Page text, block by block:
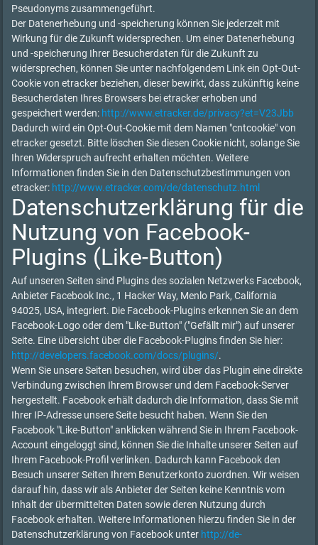
Pseudonyms zusammengeführt.
Der Datenerhebung und -speicherung können Sie jederzeit mit
Wirkung für die Zukunft widersprechen. Um einer Datenerhebung
und -speicherung Ihrer Besucherdaten für die Zukunft zu
widersprechen, können Sie unter nachfolgendem Link ein Opt-Out-
Cookie von etracker beziehen, dieser bewirkt, dass zukünftig keine
Besucherdaten Ihres Browsers bei etracker erhoben und
gespeichert werden: http://www.etracker.de/privacy?et=V23Jbb
Dadurch wird ein Opt-Out-Cookie mit dem Namen "cntcookie" von
etracker gesetzt. Bitte löschen Sie diesen Cookie nicht, solange Sie
Ihren Widerspruch aufrecht erhalten möchten. Weitere
Informationen finden Sie in den Datenschutzbestimmungen von
etracker: http://www.etracker.com/de/datenschutz.html
Datenschutzerklärung für die
Nutzung von Facebook-
Plugins (Like-Button)
Auf unseren Seiten sind Plugins des sozialen Netzwerks Facebook,
Anbieter Facebook Inc., 1 Hacker Way, Menlo Park, California
94025, USA, integriert. Die Facebook-Plugins erkennen Sie an dem
Facebook-Logo oder dem "Like-Button" ("Gefällt mir") auf unserer
Seite. Eine übersicht über die Facebook-Plugins finden Sie hier:
http://developers.facebook.com/docs/plugins/.
Wenn Sie unsere Seiten besuchen, wird über das Plugin eine direkte
Verbindung zwischen Ihrem Browser und dem Facebook-Server
hergestellt. Facebook erhält dadurch die Information, dass Sie mit
Ihrer IP-Adresse unsere Seite besucht haben. Wenn Sie den
Facebook "Like-Button" anklicken während Sie in Ihrem Facebook-
Account eingeloggt sind, können Sie die Inhalte unserer Seiten auf
Ihrem Facebook-Profil verlinken. Dadurch kann Facebook den
Besuch unserer Seiten Ihrem Benutzerkonto zuordnen. Wir weisen
darauf hin, dass wir als Anbieter der Seiten keine Kenntnis vom
Inhalt der übermittelten Daten sowie deren Nutzung durch
Facebook erhalten. Weitere Informationen hierzu finden Sie in der
Datenschutzerklärung von Facebook unter http://de-